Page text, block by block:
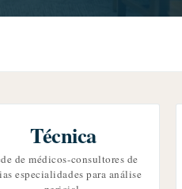
Técnica
de médicos-consultores de
especialidades para análise